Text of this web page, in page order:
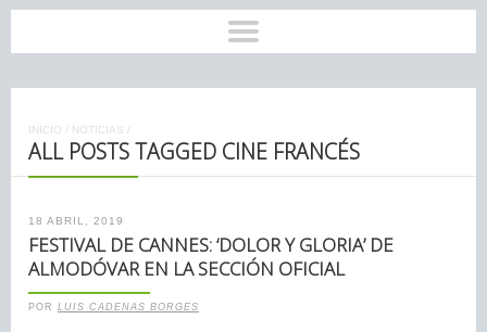
INICIO / NOTICIAS /
ALL POSTS TAGGED CINE FRANCÉS
18 ABRIL, 2019
FESTIVAL DE CANNES: ‘DOLOR Y GLORIA’ DE
ALMODÓVAR EN LA SECCIÓN OFICIAL
POR LUIS CADENAS BORGES